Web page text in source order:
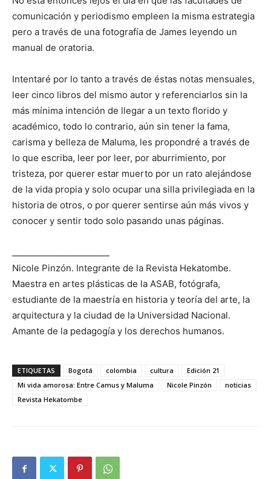
comunicación y periodismo empleen la misma estrategia
pero a través de una fotografía de James leyendo un
manual de oratoria.
Intentaré por lo tanto a través de éstas notas mensuales,
leer cinco libros del mismo autor y referenciarlos sin la
más mínima intención de llegar a un texto florido y
académico, todo lo contrario, aún sin tener la fama,
carisma y belleza de Maluma, les propondré a través de
lo que escriba, leer por leer, por aburrimiento, por
tristeza, por querer estar muerto por un rato alejándose
de la vida propia y solo ocupar una silla privilegiada en la
historia de otros, o por querer sentirse aún más vivos y
conocer y sentir todo solo pasando unas páginas.
Nicole Pinzón. Integrante de la Revista Hekatombe.
Maestra en artes plásticas de la ASAB, fotógrafa,
estudiante de la maestría en historia y teoría del arte, la
arquitectura y la ciudad de la Universidad Nacional.
Amante de la pedagogía y los derechos humanos.
ETIQUETAS Bogotá colombia cultura
Edición 21
Mi vida amorosa: Entre Camus y Maluma
Nicole Pinzón
noticias
Revista Hekatombe